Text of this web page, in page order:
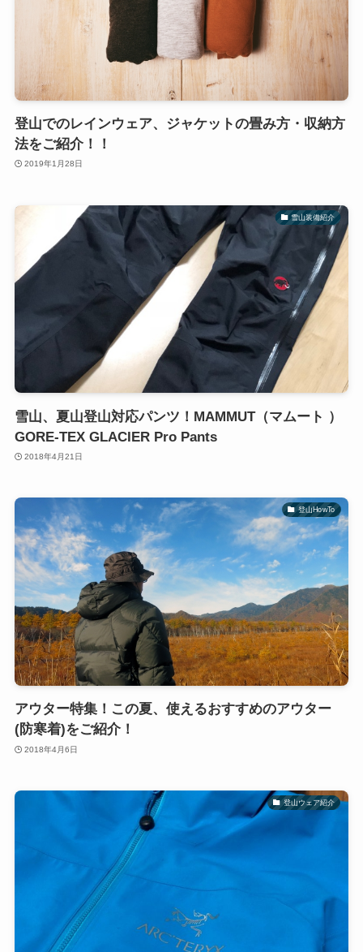
登山でのレインウェア、ジャケットの畳み方・収納方
法をご紹介！！
2019年1月28日
雪山装備紹介
雪山、夏山登山対応パンツ！MAMMUT（マムート ）
GORE-TEX GLACIER Pro Pants
2018年4月21日
登山HowTo
アウター特集！この夏、使えるおすすめのアウター
(防寒着)をご紹介！
2018年4月6日
登山ウェア紹介